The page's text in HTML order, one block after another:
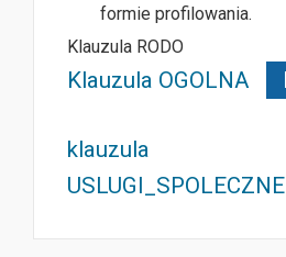
formie profilowania.
Klauzula RODO
Klauzula OGOLNA
klauzula
USLUGI_SPOLECZNE